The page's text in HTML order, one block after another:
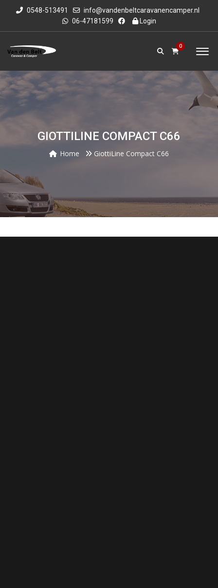
0548-513491
info@vandenbeltcaravanencamper.nl
06-47181599
Login
0
GIOTTILINE COMPACT C66
Home GiottiLine Compact C66